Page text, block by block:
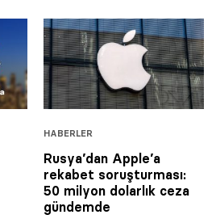
HABERLER
Rusya’dan Apple’a
rekabet soruşturması:
50 milyon dolarlık ceza
gündemde